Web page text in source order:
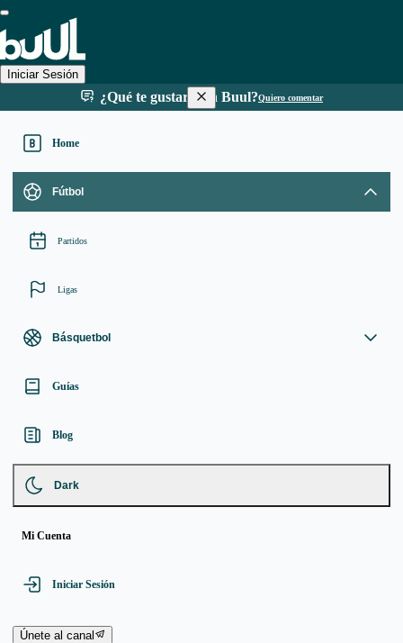
Iniciar Sesión
¿Qué te gustaría en Buul?Quiero comentar
Home
Fútbol
Partidos
Ligas
Básquetbol
Guías
Blog
Dark
Mi Cuenta
Iniciar Sesión
Únete al canal